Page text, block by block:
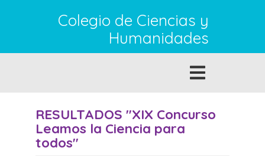
Colegio de Ciencias y
Humanidades
Toggle
navigation
RESULTADOS "XIX Concurso
Leamos la Ciencia para
todos"